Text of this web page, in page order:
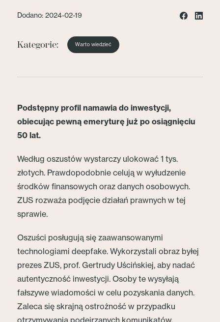
Dodano: 2024-02-19
Kategorie: Warto wiedzieć
Podstępny profil namawia do inwestycji,
obiecując pewną emeryturę już po osiągnięciu
50 lat.
Według oszustów wystarczy ulokować 1 tys.
złotych. Prawdopodobnie celują w wyłudzenie
środków finansowych oraz danych osobowych.
ZUS rozważa podjęcie działań prawnych w tej
sprawie.
Oszuści posługują się zaawansowanymi
technologiami deepfake. Wykorzystali obraz byłej
prezes ZUS, prof. Gertrudy Uścińskiej, aby nadać
autentyczność inwestycji. Osoby te wysyłają
fałszywe wiadomości w celu pozyskania danych.
Zaleca się skrajną ostrożność w przypadku
otrzymywania podejrzanych komunikatów,